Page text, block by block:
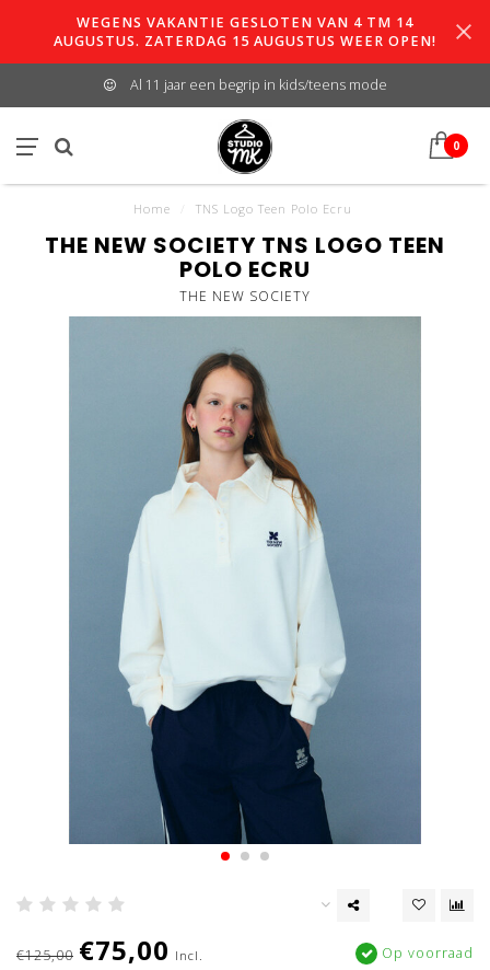
WEGENS VAKANTIE GESLOTEN VAN 4 TM 14
AUGUSTUS. ZATERDAG 15 AUGUSTUS WEER OPEN!
Al 11 jaar een begrip in kids/teens mode
0
Home TNS Logo Teen Polo Ecru
THE NEW SOCIETY TNS LOGO TEEN
POLO ECRU
THE NEW SOCIETY
€125,00 €75,00 Incl.
Op voorraad